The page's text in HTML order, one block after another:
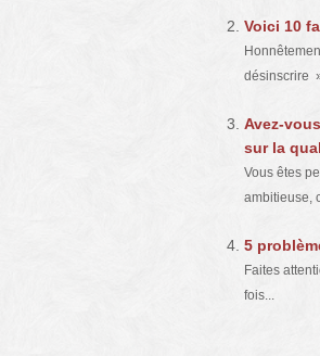
Voici 10
désinscrire »
Avez-
sur la
Vous êtes
ambitieuse,
5
Faites
fois...